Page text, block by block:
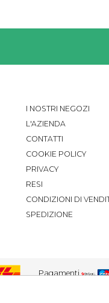
I NOSTRI NEGOZI
L'AZIENDA
CONTATTI
COOKIE POLICY
PRIVACY
RESI
CONDIZIONI DI
SPEDIZIONE
Pagamenti